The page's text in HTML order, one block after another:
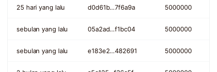
25 hari yang lalu d0d61b…7f6a9a 5000000
sebulan yang lalu 05a2ad…f1bc04 5000000
sebulan yang lalu e183e2…482691 5000000